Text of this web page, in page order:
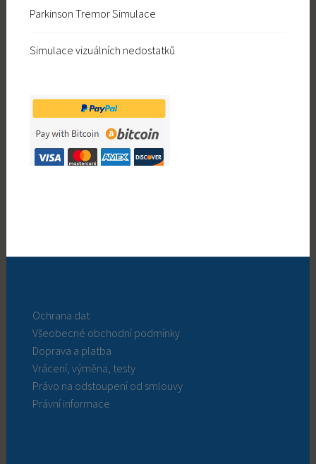
Parkinson Tremor Simulace
Simulace vizuálních nedostatků
Ochrana dat
Všeobecné obchodní podmínky
Doprava a platba
Vrácení, výměna, testy
Právo na odstoupení od smlouvy
Právní informace